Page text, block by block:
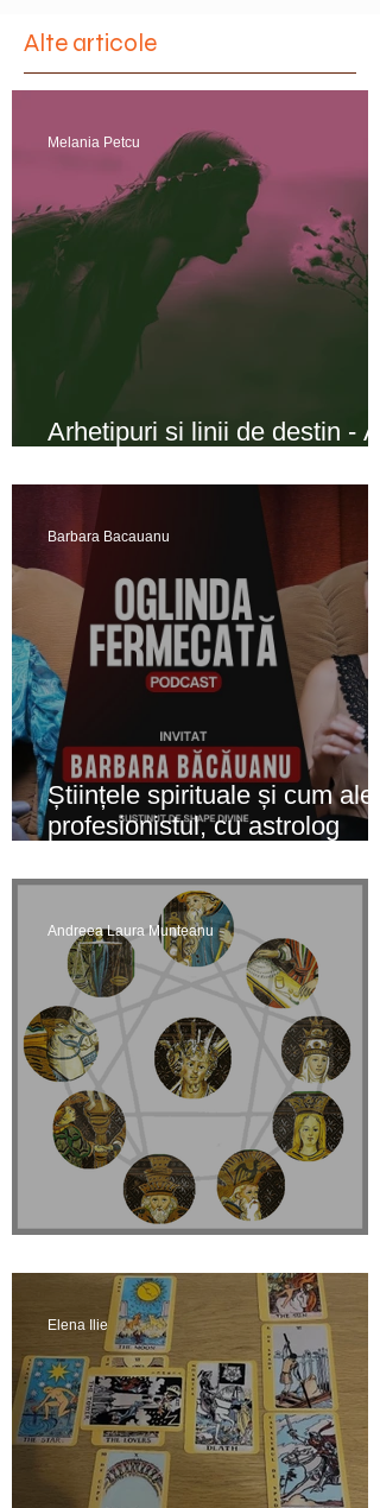
Alte articole
Arhetipuri si linii de destin - A
Melania Petcu
Științele spirituale și cum alegi
profesionistul, cu astrolog
Barbara Bacauanu
Andreea Laura Munteanu
Elena Ilie